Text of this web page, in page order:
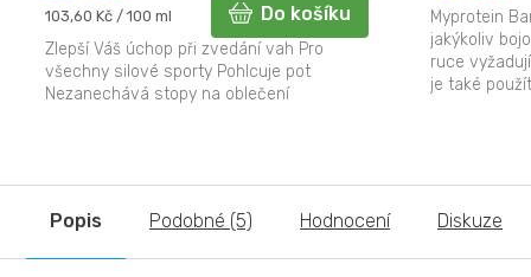
Měrná
103,60 Kč / 100 ml Do košíku
Zlepší Váš úchop při zvedání vah Pro
všechny silové sporty Pohlcuje pot
Nezanechává stopy na oblečení
Myprotein
jakýkoliv
ruce
je také
Popis Podobné (5) Hodnocení Diskuze